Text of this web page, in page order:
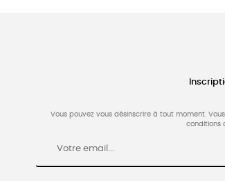
Vous pouvez vous désinscrire à tout moment.
conditions